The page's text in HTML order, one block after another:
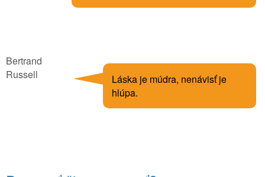
Bertrand
Russell
Láska je múdra, nenávisť je
hlúpa.